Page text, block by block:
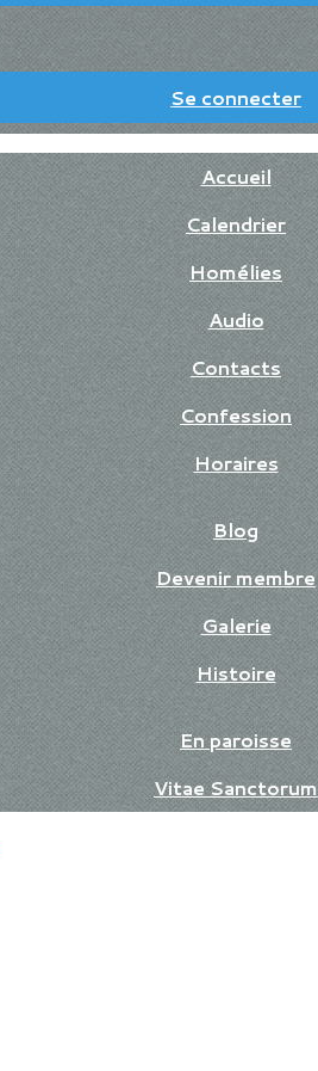
Se connecter
Accueil
Calendrier
Homélies
Audio
Contacts
Confession
Horaires
Blog
Devenir membre
Galerie
Histoire
En paroisse
Vitae Sanctorum